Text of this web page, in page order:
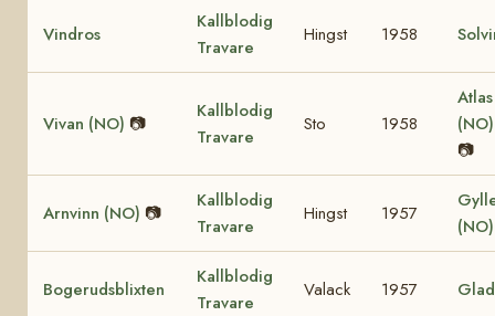
Vindros
Kallblodig
Travare
Hingst 1958
Vivan (NO) 📷
Kallblodig
Travare
Sto 1958
📷
Arnvinn (NO) 📷
Kallblodig
Travare
Hingst 1957
Bogerudsblixten
Kallblodig
Travare
Valack 1957